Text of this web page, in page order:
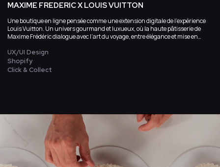
MAXIME FREDERIC X LOUIS VUITTON
Une boutique en ligne pensée comme une extension digitale de l’expérience
Louis Vuitton. Un univers gourmand et luxueux, où la haute pâtisserie de
Maxime Frédéric dialogue avec l’art du voyage, entre élégance et mise en
UX/UI Design
Shopify
Click & Collect